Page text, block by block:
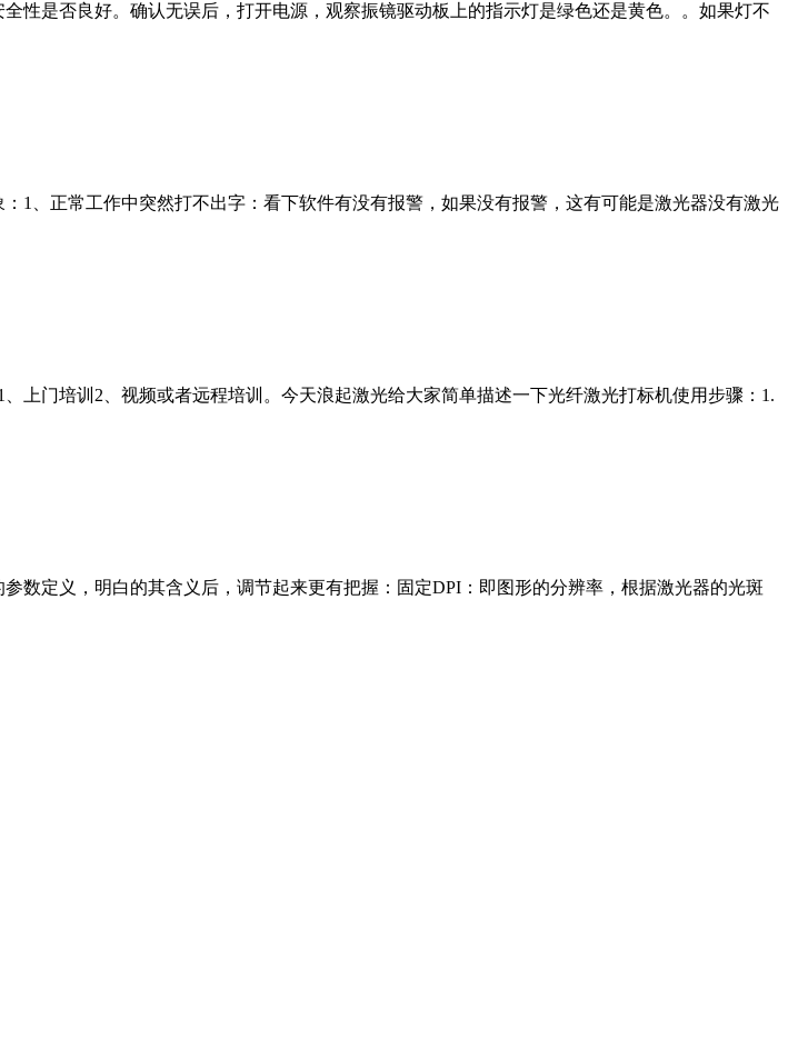
性是否良好。确认无误后，打开电源，观察振镜驱动板上的指示灯是绿色还是黄色。。如果灯不
1、正常工作中突然打不出字：看下软件有没有报警，如果没有报警，这有可能是激光器没有激光
上门培训2、视频或者远程培训。今天浪起激光给大家简单描述一下光纤激光打标机使用步骤：1.
数定义，明白的其含义后，调节起来更有把握：固定DPI：即图形的分辨率，根据激光器的光斑